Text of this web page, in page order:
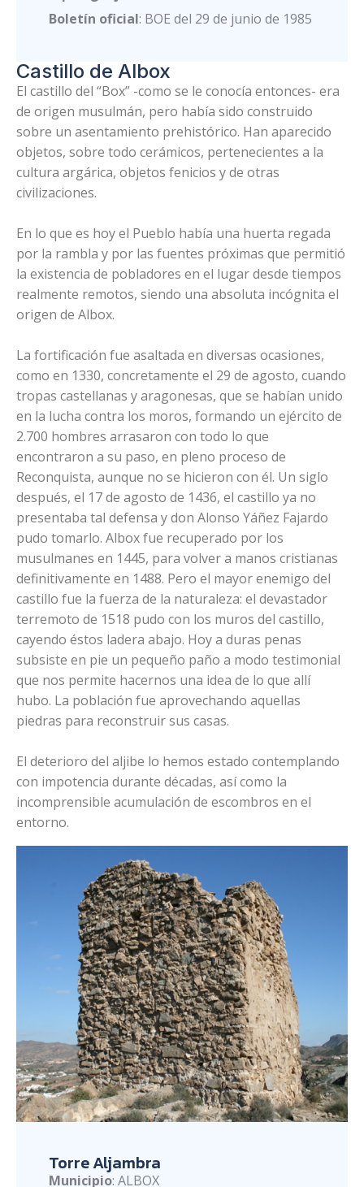
Boletín oficial: BOE del 29 de junio de 1985
Castillo de Albox
El castillo del “Box” -como se le conocía entonces- era
de origen musulmán, pero había sido construido
sobre un asentamiento prehistórico. Han aparecido
objetos, sobre todo cerámicos, pertenecientes a la
cultura argárica, objetos fenicios y de otras
civilizaciones.
En lo que es hoy el Pueblo había una huerta regada
por la rambla y por las fuentes próximas que permitió
la existencia de pobladores en el lugar desde tiempos
realmente remotos, siendo una absoluta incógnita el
origen de Albox.
La fortificación fue asaltada en diversas ocasiones,
como en 1330, concretamente el 29 de agosto, cuando
tropas castellanas y aragonesas, que se habían unido
en la lucha contra los moros, formando un ejército de
2.700 hombres arrasaron con todo lo que
encontraron a su paso, en pleno proceso de
Reconquista, aunque no se hicieron con él. Un siglo
después, el 17 de agosto de 1436, el castillo ya no
presentaba tal defensa y don Alonso Yáñez Fajardo
pudo tomarlo. Albox fue recuperado por los
musulmanes en 1445, para volver a manos cristianas
definitivamente en 1488. Pero el mayor enemigo del
castillo fue la fuerza de la naturaleza: el devastador
terremoto de 1518 pudo con los muros del castillo,
cayendo éstos ladera abajo. Hoy a duras penas
subsiste en pie un pequeño paño a modo testimonial
que nos permite hacernos una idea de lo que allí
hubo. La población fue aprovechando aquellas
piedras para reconstruir sus casas.
El deterioro del aljibe lo hemos estado contemplando
con impotencia durante décadas, así como la
incomprensible acumulación de escombros en el
entorno.
Torre Aljambra
Municipio: ALBOX